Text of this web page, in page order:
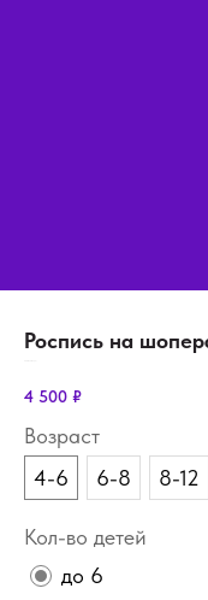
Роспись на
4 500 ₽
Возраст
4-6
6-8 8-12
Кол-во детей
до 6